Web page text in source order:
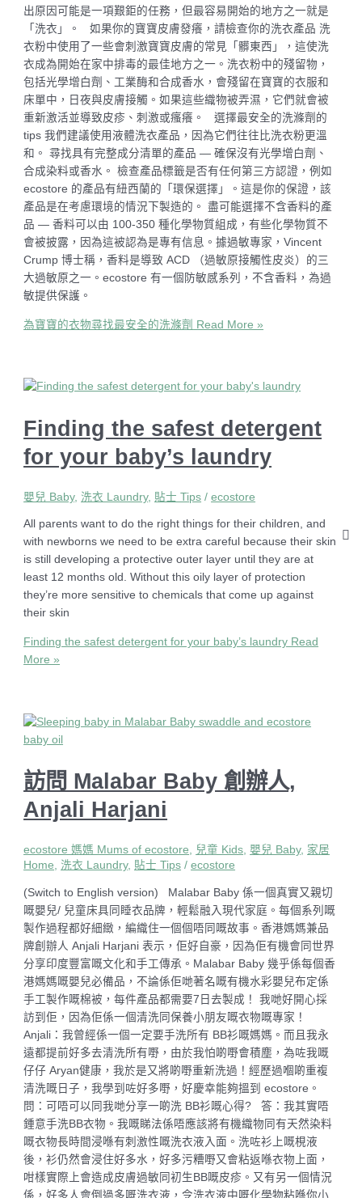
出原因可能是一項艱鉅的任務，但最容易開始的地方之一就是
「洗衣」。 如果你的寶寶皮膚發癢，請檢查你的洗衣產品 洗
衣粉中使用了一些會刺激寶寶皮膚的常見「髒東西」，這使洗
衣成為開始在家中排毒的最佳地方之一。洗衣粉中的殘留物，
包括光學增白劑、工業酶和合成香水，會殘留在寶寶的衣服和
床單中，日夜與皮膚接觸。如果這些織物被弄濕，它們就會被
重新激活並導致皮疹、刺激或瘙癢。 選擇最安全的洗滌劑的
tips 我們建議使用液體洗衣產品，因為它們往往比洗衣粉更溫
和。 尋找具有完整成分清單的產品 — 確保沒有光學增白劑、
合成染料或香水。 檢查產品標籤是否有任何第三方認證，例如
ecostore 的產品有紐西蘭的「環保選擇」。這是你的保證，該
產品是在考慮環境的情況下製造的。 盡可能選擇不含香料的產
品 — 香料可以由 100-350 種化學物質組成，有些化學物質不
會被披露，因為這被認為是專有信息。據過敏專家，Vincent
Crump 博士稱，香料是導致 ACD （過敏原接觸性皮炎）的三
大過敏原之一。ecostore 有一個防敏感系列，不含香料，為過
敏提供保護。
為寶寶的衣物尋找最安全的洗滌劑 Read More »
Finding the safest detergent
for your baby’s laundry
嬰兒 Baby, 洗衣 Laundry, 貼士 Tips /ecostore
All parents want to do the right things for their children, and
with newborns we need to be extra careful because their skin
is still developing a protective outer layer until they are at
least 12 months old. Without this oily layer of protection
they’re more sensitive to chemicals that come up against
their skin
Finding the safest detergent for your baby’s laundry Read
More »
訪問 Malabar Baby 創辦人,
Anjali Harjani
ecostore 媽媽 Mums of ecostore, 兒童 Kids, 嬰兒 Baby, 家居
Home, 洗衣 Laundry, 貼士 Tips /ecostore
(Switch to English version) Malabar Baby 係一個真實又親切
嘅嬰兒/ 兒童床具同睡衣品牌，輕鬆融入現代家庭。每個系列嘅
製作過程都好細緻，編織住一個個唔同嘅故事。香港媽媽兼品
牌創辦人 Anjali Harjani 表示，佢好自豪，因為佢有機會同世界
分享印度豐富嘅文化和手工傳承。Malabar Baby 幾乎係每個香
港媽媽嘅嬰兒必備品，不論係佢哋著名嘅有機水彩嬰兒布定係
手工製作嘅棉被，每件產品都需要7日去製成！ 我哋好開心採
訪到佢，因為佢係一個清洗同保養小朋友嘅衣物嘅專家！
Anjali：我曾經係一個一定要手洗所有 BB衫嘅媽媽。而且我永
遠都提前好多去清洗所有嘢，由於我怕啲嘢會積塵，為咗我嘅
仔仔 Aryan健康，我於是又將啲嘢重新洗過！經歷過嗰啲重複
清洗嘅日子，我學到咗好多嘢，好慶幸能夠搵到 ecostore。
問：可唔可以同我哋分享一啲洗 BB衫嘅心得? 答：我其實唔
鍾意手洗BB衣物。我嘅睇法係唔應該將有機織物同有天然染料
嘅衣物長時間浸喺有刺激性嘅洗衣液入面。洗咗衫上嘅梘液
後，衫仍然會浸住好多水，好多污糟嘢又會粘返喺衣物上面，
咁樣實際上會造成皮膚過敏同初生BB嘅皮疹。又有另一個情況
係，好多人會倒過多嘅洗衣液，令洗衣液中嘅化學物粘喺你小